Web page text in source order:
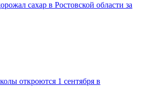
сахар в Ростовской области за
откроются 1 сентября в